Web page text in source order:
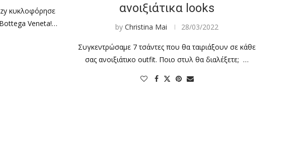
κυκλοφόρησε
Veneta!…
ανοιξιάτικα looks
byChristina Mai 28/03/2022
Συγκεντρώσαμε 7 τσάντες που θα ταιριάξουν σε κάθε
σας ανοιξιάτικο outfit. Ποιο στυλ θα διαλέξετε; …